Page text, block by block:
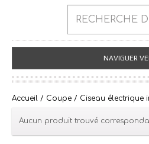
NAVIGUER
Accueil / Coupe / Ciseau électrique
Aucun produit trouvé